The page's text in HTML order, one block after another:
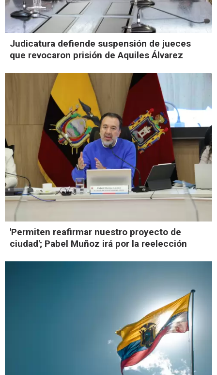
Judicatura defiende suspensión de jueces
que revocaron prisión de Aquiles Álvarez
'Permiten reafirmar nuestro proyecto de
ciudad'; Pabel Muñoz irá por la reelección